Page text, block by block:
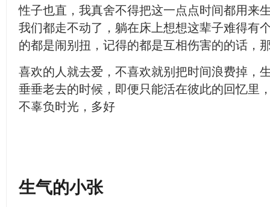
性子也直，我真舍不得把这一点点时间都用来
我们都走不动了，躺在床上想想这辈子难得有
的都是闹别扭，记得的都是互相伤害的的话，
喜欢的人就去爱，不喜欢就别把时间浪费掉，
垂垂老去的时候，即便只能活在彼此的回忆里
不辜负时光，多好
生气的小张